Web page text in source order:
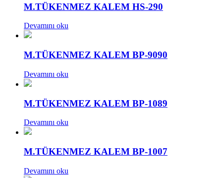
M.TÜKENMEZ KALEM HS-290
Devamını oku
M.TÜKENMEZ KALEM BP-9090
Devamını oku
M.TÜKENMEZ KALEM BP-1089
Devamını oku
M.TÜKENMEZ KALEM BP-1007
Devamını oku